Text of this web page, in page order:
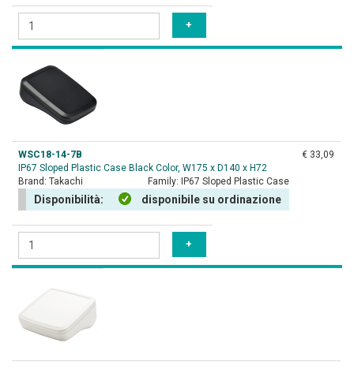
WSC18-14-7B
IP67 Sloped Plastic Case Black Color, W175 x D140 x H72
Brand: Takachi Family: IP67 Sloped Plastic Case
Disponibilità: disponibile su ordinazione
€ 33,09